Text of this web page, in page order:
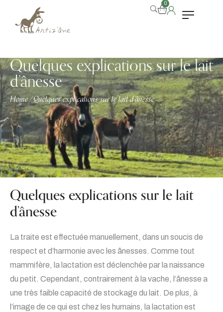
0
Quelques explications sur le lait
d’ânesse
Home/Quelques explications sur le lait d’ânesse
Quelques explications sur le lait
d’ânesse
La traite est effectuée manuellement, dans un soucis de
respect et d’harmonie avec les ânesses. Comme tout
mammifère, la lactation est déclenchée par la naissance
du petit. Cependant, contrairement à la vache, l’ânesse a
une très faible capacité de stockage du lait. De plus, à
l’image de ce qui est chez les humains, la lactation est